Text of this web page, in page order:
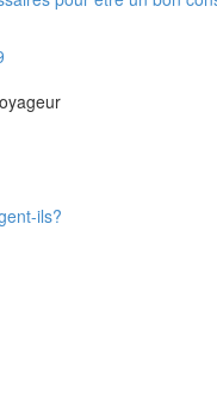
ils?